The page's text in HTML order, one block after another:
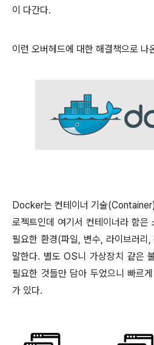
이 다간다.
이런 오버헤드에 대한 해결책으로 나
Docker는 컨테이너 기술
로젝트인데 여기서 컨테이너라 함은
필요한 환경(파일, 변수, 라이브러리
말한다. 별도 OS니 가상장치 같은
필요한 것들만 담아 두었으니 빠르
가 있다.